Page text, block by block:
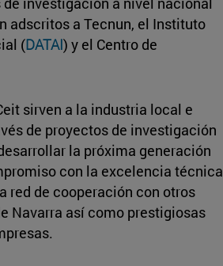
adscritos a Tecnun, el Instituto
(DATAI) y el Centro de
sirven a la industria local e
de proyectos de investigación
la próxima generación
con la excelencia técnica
red de cooperación con otros
Navarra así como prestigiosas